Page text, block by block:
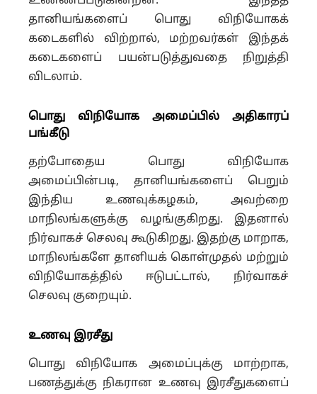
தானியங்களைப் பொது விநியோகக்
கடைகளில் விற்றால், மற்றவர்கள் இந்தக்
கடைகளைப் பயன்படுத்துவதை நிறுத்தி
விடலாம்.
பொது விநியோக அமைப்பில் அதிகாரப்
பங்கீடு
தற்போதைய பொது விநியோக
அமைப்பின்படி, தானியங்களைப் பெறும்
இந்திய உணவுக்கழகம், அவற்றை
மாநிலங்களுக்கு வழங்குகிறது. இதனால்
நிர்வாகச் செலவு கூடுகிறது. இதற்கு மாறாக,
மாநிலங்களே தானியக் கொள்முதல் மற்றும்
விநியோகத்தில் ஈடுபட்டால், நிர்வாகச்
செலவு குறையும்.
உணவு இரசீது
பொது விநியோக அமைப்புக்கு மாற்றாக,
பணத்துக்கு நிகரான உணவு இரசீதுகளைப்